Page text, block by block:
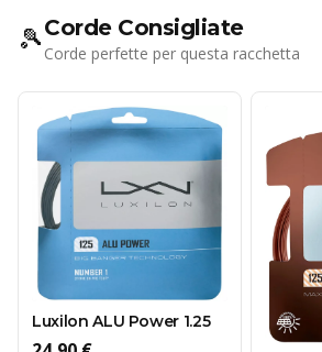
🎾Corde Consigliate
Corde perfette per questa racchetta
Luxilon ALU Power 1.25